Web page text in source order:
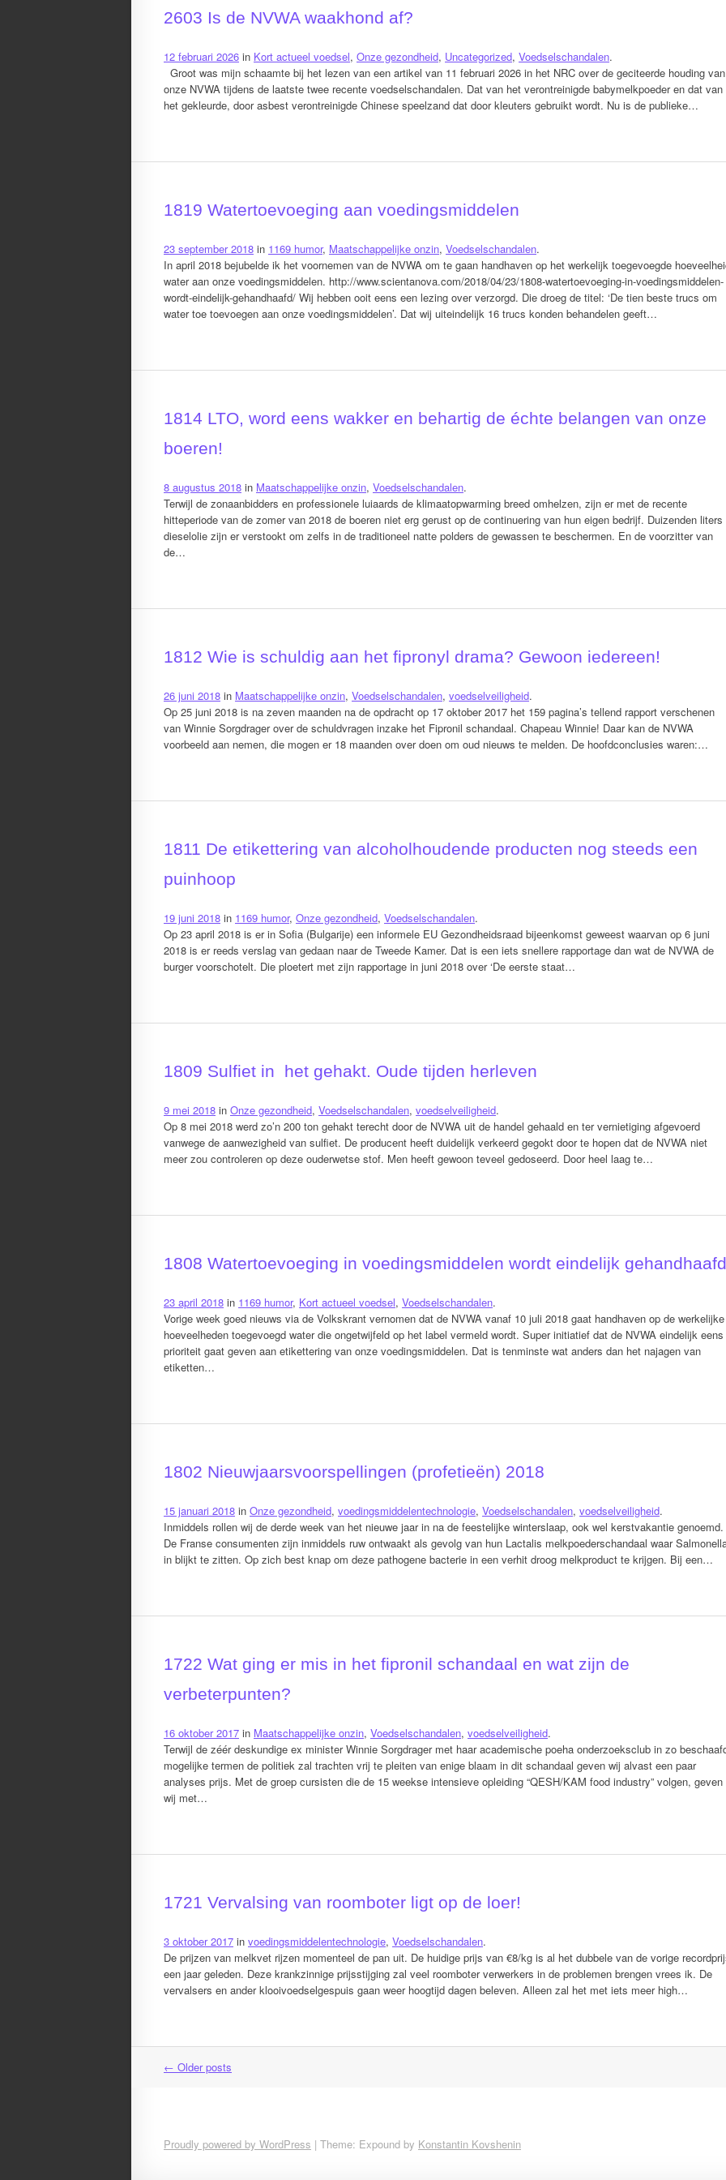
2603 Is de NVWA waakhond af?
12 februari 2026 in Kort actueel voedsel, Onze gezondheid, Uncategorized, Voedselschandalen.
Groot was mijn schaamte bij het lezen van een artikel van 11 februari 2026 in het NRC over de geciteerde houding van
onze NVWA tijdens de laatste twee recente voedselschandalen. Dat van het verontreinigde babymelkpoeder en dat van
het gekleurde, door asbest verontreinigde Chinese speelzand dat door kleuters gebruikt wordt. Nu is de publieke…
1819 Watertoevoeging aan voedingsmiddelen
23 september 2018 in 1169 humor, Maatschappelijke onzin, Voedselschandalen.
In april 2018 bejubelde ik het voornemen van de NVWA om te gaan handhaven op het werkelijk toegevoegde
water aan onze voedingsmiddelen. http://www.scientanova.com/2018/04/23/1808-watertoevoeging-in-voedingsmiddelen-
wordt-eindelijk-gehandhaafd/ Wij hebben ooit eens een lezing over verzorgd. Die droeg de titel: ‘De tien beste trucs om
water toe toevoegen aan onze voedingsmiddelen’. Dat wij uiteindelijk 16 trucs konden behandelen geeft…
1814 LTO, word eens wakker en behartig de échte belangen van onze
boeren!
8 augustus 2018 in Maatschappelijke onzin, Voedselschandalen.
Terwijl de zonaanbidders en professionele luiaards de klimaatopwarming breed omhelzen, zijn er met de recente
hitteperiode van de zomer van 2018 de boeren niet erg gerust op de continuering van hun eigen bedrijf. Duizenden liters
dieselolie zijn er verstookt om zelfs in de traditioneel natte polders de gewassen te beschermen. En de voorzitter van
de…
1812 Wie is schuldig aan het fipronyl drama? Gewoon iedereen!
26 juni 2018 in Maatschappelijke onzin, Voedselschandalen, voedselveiligheid.
Op 25 juni 2018 is na zeven maanden na de opdracht op 17 oktober 2017 het 159 pagina’s tellend rapport verschenen
van Winnie Sorgdrager over de schuldvragen inzake het Fipronil schandaal. Chapeau Winnie! Daar kan de NVWA
voorbeeld aan nemen, die mogen er 18 maanden over doen om oud nieuws te melden. De hoofdconclusies waren:…
1811 De etikettering van alcoholhoudende producten nog steeds een
puinhoop
19 juni 2018 in 1169 humor, Onze gezondheid, Voedselschandalen.
Op 23 april 2018 is er in Sofia (Bulgarije) een informele EU Gezondheidsraad bijeenkomst geweest waarvan op 6 juni
2018 is er reeds verslag van gedaan naar de Tweede Kamer. Dat is een iets snellere rapportage dan wat de NVWA de
burger voorschotelt. Die ploetert met zijn rapportage in juni 2018 over ‘De eerste staat…
1809 Sulfiet in het gehakt. Oude tijden herleven
9 mei 2018 in Onze gezondheid, Voedselschandalen, voedselveiligheid.
Op 8 mei 2018 werd zo’n 200 ton gehakt terecht door de NVWA uit de handel gehaald en ter vernietiging afgevoerd
vanwege de aanwezigheid van sulfiet. De producent heeft duidelijk verkeerd gegokt door te hopen dat de NVWA niet
meer zou controleren op deze ouderwetse stof. Men heeft gewoon teveel gedoseerd. Door heel laag te…
1808 Watertoevoeging in voedingsmiddelen wordt eindelijk gehandhaafd
23 april 2018 in 1169 humor, Kort actueel voedsel, Voedselschandalen.
Vorige week goed nieuws via de Volkskrant vernomen dat de NVWA vanaf 10 juli 2018 gaat handhaven op de werkelijke
hoeveelheden toegevoegd water die ongetwijfeld op het label vermeld wordt. Super initiatief dat de NVWA eindelijk eens
prioriteit gaat geven aan etikettering van onze voedingsmiddelen. Dat is tenminste wat anders dan het najagen van
etiketten…
1802 Nieuwjaarsvoorspellingen (profetieën) 2018
15 januari 2018 in Onze gezondheid, voedingsmiddelentechnologie, Voedselschandalen, voedselveiligheid.
Inmiddels rollen wij de derde week van het nieuwe jaar in na de feestelijke winterslaap, ook wel kerstvakantie genoemd.
De Franse consumenten zijn inmiddels ruw ontwaakt als gevolg van hun Lactalis melkpoederschandaal waar
in blijkt te zitten. Op zich best knap om deze pathogene bacterie in een verhit droog melkproduct te krijgen. Bij een…
1722 Wat ging er mis in het fipronil schandaal en wat zijn de
verbeterpunten?
16 oktober 2017 in Maatschappelijke onzin, Voedselschandalen, voedselveiligheid.
Terwijl de zéér deskundige ex minister Winnie Sorgdrager met haar academische poeha onderzoeksclub in zo
mogelijke termen de politiek zal trachten vrij te pleiten van enige blaam in dit schandaal geven wij alvast een paar
analyses prijs. Met de groep cursisten die de 15 weekse intensieve opleiding “QESH/KAM food industry” volgen, geven
wij met…
1721 Vervalsing van roomboter ligt op de loer!
3 oktober 2017 in voedingsmiddelentechnologie, Voedselschandalen.
De prijzen van melkvet rijzen momenteel de pan uit. De huidige prijs van €8/kg is al het dubbele van de vorige
een jaar geleden. Deze krankzinnige prijsstijging zal veel roomboter verwerkers in de problemen brengen vrees ik. De
vervalsers en ander klooivoedselgespuis gaan weer hoogtijd dagen beleven. Alleen zal het met iets meer high…
Post
← Older posts
Proudly powered by WordPress | Theme: Expound by Konstantin Kovshenin